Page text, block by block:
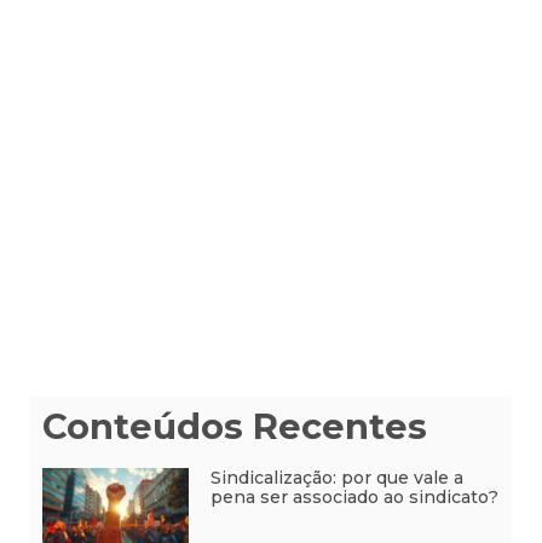
Conteúdos Recentes
Sindicalização: por que vale a
pena ser associado ao sindicato?